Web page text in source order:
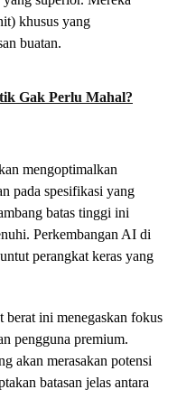
khusus yang
buatan.
Gak Perlu Mahal?
mengoptimalkan
pada spesifikasi yang
batas tinggi ini
Perkembangan AI di
perangkat keras yang
berat ini menegaskan fokus
pengguna premium.
akan merasakan potensi
batasan jelas antara